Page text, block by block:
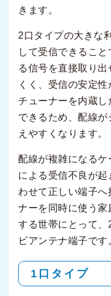
きます。
2口タイプの大きな
して受信できるこ
る信号を直接取り
くく、受信の安定
チューナーを内蔵
できるため、配線
えやすくなります。
配線が複雑になるケ
による受信不良が
わせて正しい端子
ナーを同時に使う
する世帯にとって、
ビアンテナ端子です
1口タイプ